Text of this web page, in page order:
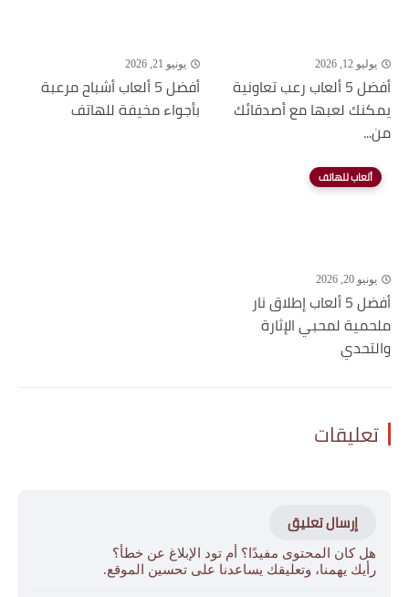
يوليو 12, 2026
أفضل 5 ألعاب رعب تعاونية
يمكنك لعبها مع أصدقائك
من...
يونيو 21, 2026
أفضل 5 ألعاب أشباح مرعبة
بأجواء مخيفة للهاتف
ألعاب للهاتف
يونيو 20, 2026
أفضل 5 ألعاب إطلاق نار
ملحمية لمحبي الإثارة
والتحدي
تعليقات
إرسال تعليق
هل كان المحتوى مفيدًا؟ أم تود الإبلاغ عن خطأ؟
رأيك يهمنا، وتعليقك يساعدنا على تحسين الموقع.